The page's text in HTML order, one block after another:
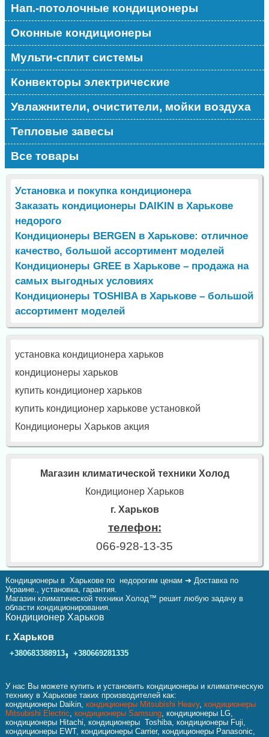
Нап.-потолочные кондиционеры
Оконные кондиционеры
Мульти-сплит системы
Конвекторы электрические
Увлажнители, очистители, мойки воздуха
Тепловые завесы
Все товары
Установка и покупка кондиционера
Заказать кондиционеры DAIKIN в Харькове
недорого
Кондиционеры BERGEN в Харькове: отличное
качество, большой ассортимент моделей
Кондиционеры GREE в Харькове – продажа на
самых выгодных условиях
Кондиционеры TOSHIBA в Харькове – большой
ассортимент моделей
установка кондиционера харьков
кондиционеры харьков
купить кондиционер харьков
купить кондиционер харькове установкой
Кондиционеры Харьков акция
Магазин климатической техники Холод
Кондиционер Харьков
г. Харьков
телефон:
066-928-13-35
Кондиционеры в Харькове по недорогим ценам ➔ Доставка по
Украине., установка, гарантия.
Магазин климатической техники Холод™ решит любую задачу в
области кондиционирования.
Кондиционер Харьков
г. Харьков
+380683388913, +380669281335
У нас Вы можете купить и установить кондиционеры и климатическую
технику в Харькове таких производителей как:
кондиционеры Daikin, кондиционеры Mitsubishi Heavy, кондиционеры
Mitsubishi Electric кондиционеры Samsung, кондиционеры LG,
кондиционеры Hitachi, кондиционеры Toshiba, кондиционеры Fuji,
кондиционеры EWT, кондиционеры Carrier, кондиционеры Panasonic,